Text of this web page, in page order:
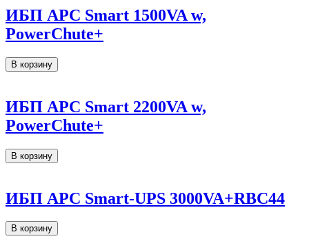
ИБП APC Smart 1500VA w,
PowerChute+
В корзину
ИБП APC Smart 2200VA w,
PowerChute+
В корзину
ИБП APC Smart-UPS 3000VA+RBC44
В корзину